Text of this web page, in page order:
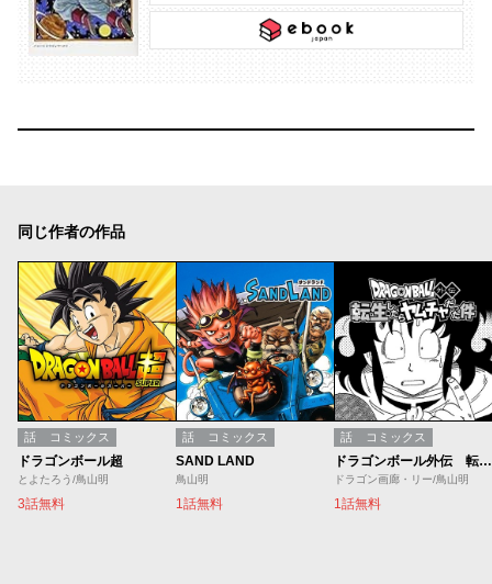
同じ作者の作品
話 コミックス
ドラゴンボール超
とよたろう/鳥山明
3話無料
話 コミックス
SAND LAND
鳥山明
1話無料
話 コミックス
ドラゴンボール外伝 転生したらヤムチャだった件
ドラゴン画廊・リー/鳥山明
1話無料